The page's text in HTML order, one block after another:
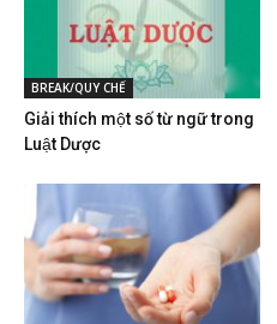
BREAK/QUY CHẾ
Giải thích một số từ ngữ trong
Luật Dược